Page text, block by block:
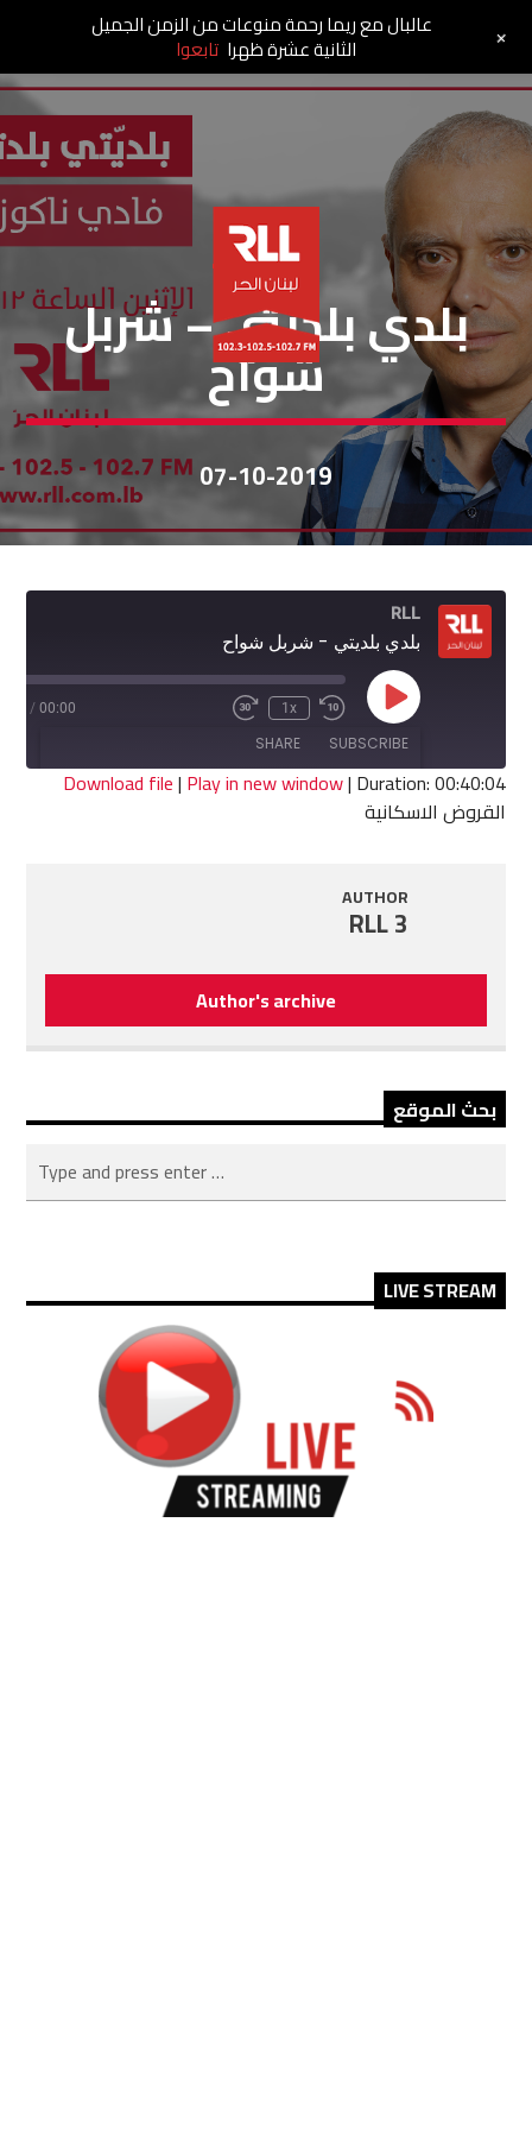
بلديتي بلدتي
بلدي بلديتي – شربل
شواح
07-10-2019
RLL
بلدي بلديتي - شربل شواح
Play
Episode
Rewind
10
Seconds
1x
Fast
seconds
00:00
/
SUBSCRIBE
SHARE
SHARE
Download file| Play in new window| Duration: 00:40:04
القروض الاسكانية
AUTHOR
RLL 3
Author's archive
بحث الموقع
LIVE STREAM
عالبال مع ريما رحمة منوعات من الزمن الجميل
الثانية عشرة ظهرا تابعوا +